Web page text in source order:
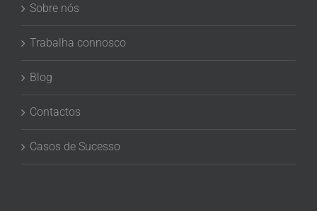
Sobre nós
Trabalha connosco
Blog
Contactos
Casos de Sucesso